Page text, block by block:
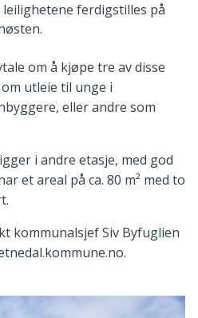
ferdigstilles på
om å kjøpe tre av disse
utleie til unge i
eller andre som
i andre etasje, med god
et areal på ca. 80 m² med to
kommunalsjef Siv Byfuglien